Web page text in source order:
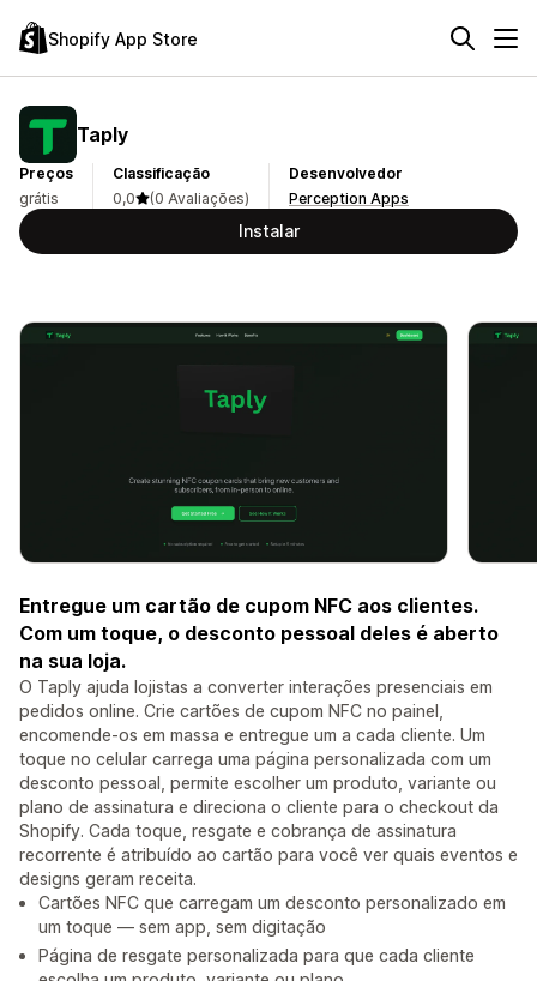
Shopify App Store
Taply
Preços
grátis
Classificação
0,0
(0 Avaliações)
Desenvolvedor
Perception Apps
Instalar
Entregue um cartão de cupom NFC aos clientes.
Com um toque, o desconto pessoal deles é aberto
na sua loja.
O Taply ajuda lojistas a converter interações presenciais em
pedidos online. Crie cartões de cupom NFC no painel,
encomende-os em massa e entregue um a cada cliente. Um
toque no celular carrega uma página personalizada com um
desconto pessoal, permite escolher um produto, variante ou
plano de assinatura e direciona o cliente para o checkout da
Shopify. Cada toque, resgate e cobrança de assinatura
recorrente é atribuído ao cartão para você ver quais eventos e
designs geram receita.
Cartões NFC que carregam um desconto personalizado em
um toque — sem app, sem digitação
Página de resgate personalizada para que cada cliente